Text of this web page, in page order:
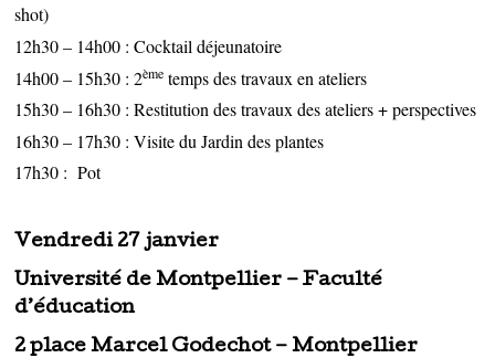
shot)
12h30 – 14h00 : Cocktail déjeunatoire
14h00 – 15h30 : 2ème temps des travaux en ateliers
15h30 – 16h30 : Restitution des travaux des ateliers + perspectives
16h30 – 17h30 : Visite du Jardin des plantes
17h30 : Pot
Vendredi 27 janvier
Université de Montpellier – Faculté
d’éducation
2 place Marcel Godechot – Montpellier